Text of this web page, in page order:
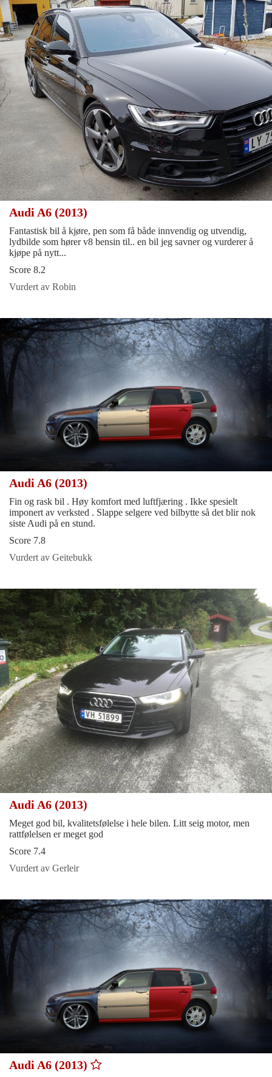
Audi A6 (2013)
Fantastisk bil å kjøre, pen som få både innvendig og utvendig,
lydbilde som hører v8 bensin til.. en bil jeg savner og vurderer å
kjøpe på nytt...
Score 8.2
Vurdert av Robin
Audi A6 (2013)
Fin og rask bil . Høy komfort med luftfjæring . Ikke spesielt
imponert av verksted . Slappe selgere ved bilbytte så det blir nok
siste Audi på en stund.
Score 7.8
Vurdert av Geitebukk
Audi A6 (2013)
Meget god bil, kvalitetsfølelse i hele bilen. Litt seig motor, men
rattfølelsen er meget god
Score 7.4
Vurdert av Gerleir
Audi A6 (2013)